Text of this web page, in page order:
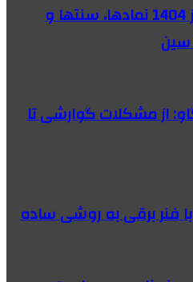
هفت سین عید نوروز 1404 نمادها، سنتها و
از مشکلات گوارشی تا
فنر برقی به روشی ساده